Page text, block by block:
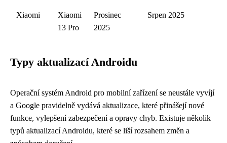
Xiaomi
Xiaomi
13 Pro
Prosinec
2025
Srpen 2025
Typy aktualizací Androidu
Operační systém Android pro mobilní zařízení se neustále vyvíjí
a Google pravidelně vydává aktualizace, které přinášejí nové
funkce, vylepšení zabezpečení a opravy chyb. Existuje několik
typů aktualizací Androidu, které se liší rozsahem změn a